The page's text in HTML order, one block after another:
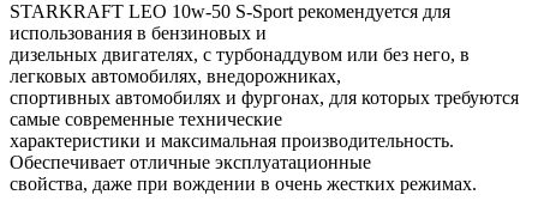
STARKRAFT LEO 10w-50 S-Sport рекомендуется для
использования в бензиновых и
дизельных двигателях, с турбонаддувом или без него, в
легковых автомобилях, внедорожниках,
спортивных автомобилях и фургонах, для которых требуются
самые современные технические
характеристики и максимальная производительность.
Обеспечивает отличные эксплуатационные
свойства, даже при вождении в очень жестких режимах.